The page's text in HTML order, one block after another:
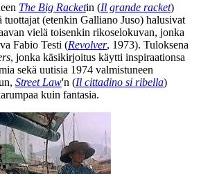
The Big Racketin (Il grande racket)
tuottajat (etenkin Galliano Juso) halusivat
vielä toisenkin rikoselokuvan, jonka
Fabio Testi (Revolver, 1973). Tuloksena
, jonka käsikirjoitus käytti inspiraationsa
sekä uutisia 1974 valmistuneen
Street Law'n (Il cittadino si ribella)
kuin fantasia.